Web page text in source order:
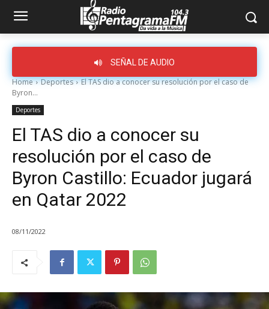
SEÑAL DE AUDIO
Home Deportes
El TAS dio a conocer su resolución por el caso de
Byron...
Deportes
El TAS dio a conocer su
resolución por el caso de
Byron Castillo: Ecuador jugará
en Qatar 2022
08/11/2022